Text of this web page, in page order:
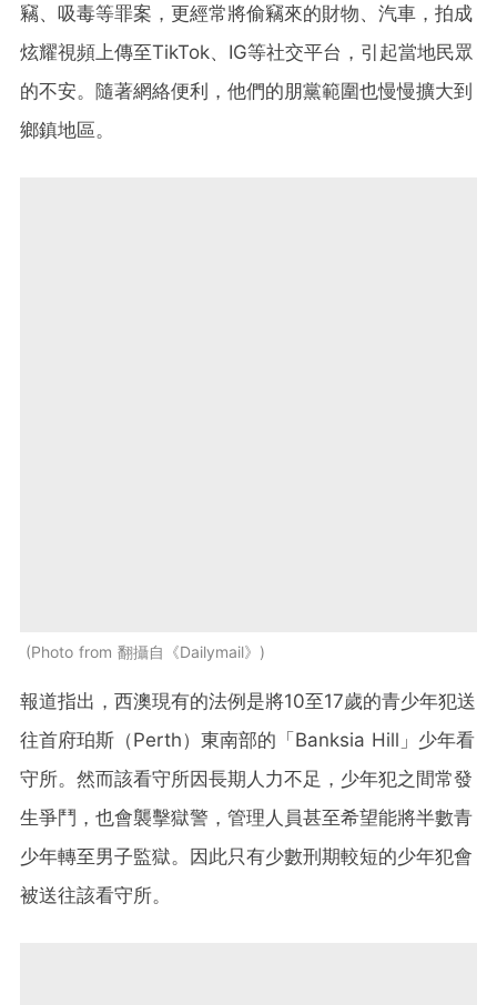
竊、吸毒等罪案，更經常將偷竊來的財物、汽車，拍成
炫耀視頻上傳至TikTok、IG等社交平台，引起當地民眾
的不安。隨著網絡便利，他們的朋黨範圍也慢慢擴大到
鄉鎮地區。
Photo from 翻攝自《Dailymail》
報道指出，西澳現有的法例是將10至17歲的青少年犯送
往首府珀斯（Perth）東南部的「Banksia Hill」少年看
守所。然而該看守所因長期人力不足，少年犯之間常發
生爭鬥，也會襲擊獄警，管理人員甚至希望能將半數青
少年轉至男子監獄。因此只有少數刑期較短的少年犯會
被送往該看守所。